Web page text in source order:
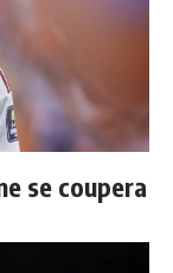
se coupera